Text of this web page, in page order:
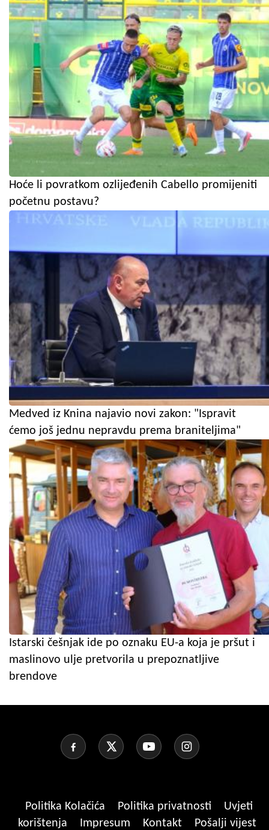
Hoće li povratkom ozlijeđenih Cabello promijeniti
početnu postavu?
Medved iz Knina najavio novi zakon: "Ispravit
ćemo još jednu nepravdu prema braniteljima"
Istarski češnjak ide po oznaku EU-a koja je pršut i
maslinovo ulje pretvorila u prepoznatljive
brendove
Politika Kolačića Politika privatnosti
Uvjeti
korištenja
Impresum Kontakt
Pošalji vijest